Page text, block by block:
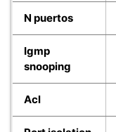
N puertos
Igmp
snooping
Acl